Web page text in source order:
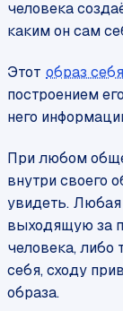
человека
каким он сам
Этот образ себя
построением
него
При любом
внутри своего
увидеть. Любая
выходящую за
человека, либо
себя, сходу
образа.